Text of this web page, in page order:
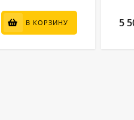
В КОРЗИНУ 5